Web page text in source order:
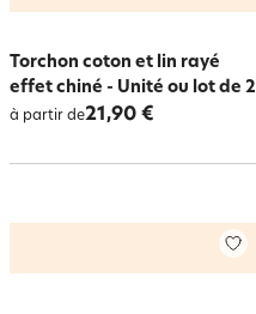
Torchon coton et lin rayé
effet chiné - Unité ou lot de 2
à partir de21,90 €